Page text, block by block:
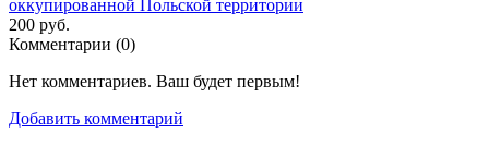
200 руб.
Комментарии (0)
Нет комментариев. Ваш будет первым!
Добавить комментарий